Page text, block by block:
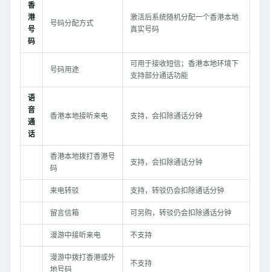
香
港
号
码
号码分配方式
激活后系统随机分配一个香港本地
真实号码
号码用途
可用于接收短信；香港本地环境下
支持部分通话功能
语
音
通
话
香港本地接听来电 支持，会扣除通话分钟
香港本地拨打香港号
码
支持，会扣除通话分钟
来电转驳 支持，转驳仍会扣除通话分钟
留言信箱 可另购，转驳仍会扣除通话分钟
漫游中接听来电 不支持
漫游中拨打香港或外
地号码
不支持